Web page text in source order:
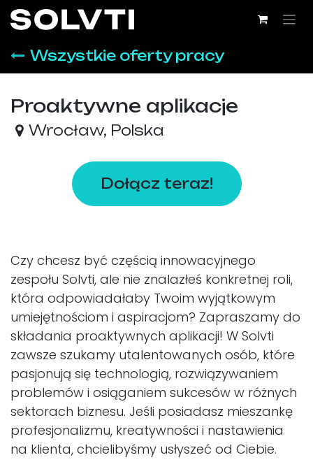
Przejdź do zawartości
Wszystkie oferty pracy
Proaktywne aplikacje
Wrocław, Polska
Dołącz teraz!
Czy chcesz być częścią innowacyjnego
zespołu Solvti, ale nie znalazłeś konkretnej roli,
która odpowiadałaby Twoim wyjątkowym
umiejętnościom i aspiracjom? Zapraszamy do
składania proaktywnych aplikacji! W Solvti
zawsze szukamy utalentowanych osób, które
pasjonują się technologią, rozwiązywaniem
problemów i osiąganiem sukcesów w różnych
sektorach biznesu. Jeśli posiadasz mieszankę
profesjonalizmu, kreatywności i nastawienia
na klienta, chcielibyśmy usłyszeć od Ciebie.